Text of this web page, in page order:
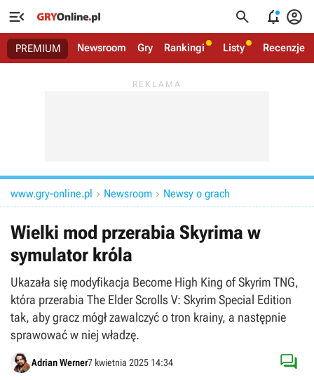
   
PREMIUM Newsroom Gry Rankingi Listy Recenzje
www.gry-online.pl  Newsroom  Newsy o grach
Wielki mod przerabia Skyrima w
symulator króla
Ukazała się modyfikacja Become High King of Skyrim TNG,
która przerabia The Elder Scrolls V: Skyrim Special Edition
tak, aby gracz mógł zawalczyć o tron krainy, a następnie
sprawować w niej władzę.
Adrian Werner7 kwietnia 2025 14:34 